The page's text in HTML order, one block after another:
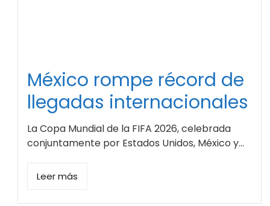
México rompe récord de
llegadas internacionales
La Copa Mundial de la FIFA 2026, celebrada
conjuntamente por Estados Unidos, México y...
Leer más